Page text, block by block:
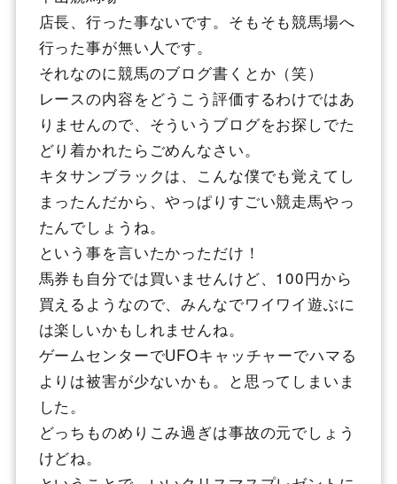
店長、行った事ないです。そもそも競馬場へ
行った事が無い人です。
それなのに競馬のブログ書くとか（笑）
レースの内容をどうこう評価するわけではあ
りませんので、そういうブログをお探しでた
どり着かれたらごめんなさい。
キタサンブラックは、こんな僕でも覚えてし
まったんだから、やっぱりすごい競走馬やっ
たんでしょうね。
という事を言いたかっただけ！
馬券も自分では買いませんけど、100円から
買えるようなので、みんなでワイワイ遊ぶに
は楽しいかもしれませんね。
ゲームセンターでUFOキャッチャーでハマる
よりは被害が少ないかも。と思ってしまいま
した。
どっちものめりこみ過ぎは事故の元でしょう
けどね。